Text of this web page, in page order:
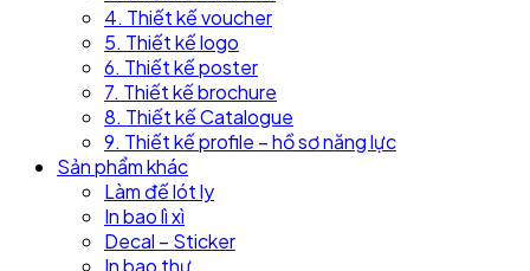
4. Thiết kế voucher
5. Thiết kế logo
6. Thiết kế poster
7. Thiết kế brochure
8. Thiết kế Catalogue
9. Thiết kế profile – hồ sơ năng lực
Sản phẩm khác
Làm đế lót ly
In bao lì xì
Decal – Sticker
In bao thư